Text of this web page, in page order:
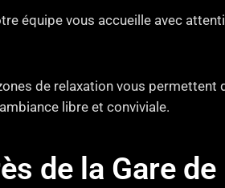
équipe vous accueille avec
de relaxation vous permettent
libre et conviviale.
de la Gare de